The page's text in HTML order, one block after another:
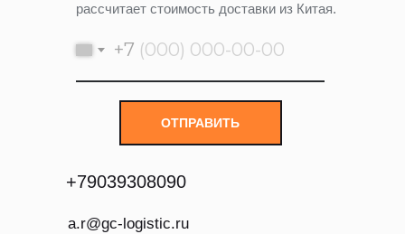
+7
ОТПРАВИТЬ
рассчитает стоимость доставки из Китая.
+79039308090
a.r@gc-logistic.ru